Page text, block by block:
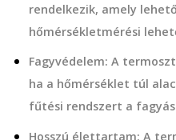
rendelkezik, amely
hőmérsékletmérési
Fagyvédelem: A
ha a hőmérséklet túl
fűtési rendszert a
Hosszú élettartam: A